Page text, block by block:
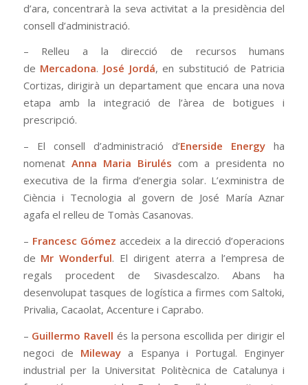
d’ara, concentrarà la seva activitat a la presidència del
consell d’administració.
– Relleu a la direcció de recursos humans
de Mercadona. José Jordá, en substitució de Patricia
Cortizas, dirigirà un departament que encara una nova
etapa amb la integració de l’àrea de botigues i
prescripció.
– El consell d’administració d’Enerside Energy ha
nomenat Anna Maria Birulés com a presidenta no
executiva de la firma d’energia solar. L’exministra de
Ciència i Tecnologia al govern de José María Aznar
agafa el relleu de Tomàs Casanovas.
– Francesc Gómez accedeix a la direcció d’operacions
de Mr Wonderful. El dirigent aterra a l’empresa de
regals procedent de Sivasdescalzo. Abans ha
desenvolupat tasques de logística a firmes com Saltoki,
Privalia, Cacaolat, Accenture i Caprabo.
– Guillermo Ravell és la persona escollida per dirigir el
negoci de Mileway a Espanya i Portugal. Enginyer
industrial per la Universitat Politècnica de Catalunya i